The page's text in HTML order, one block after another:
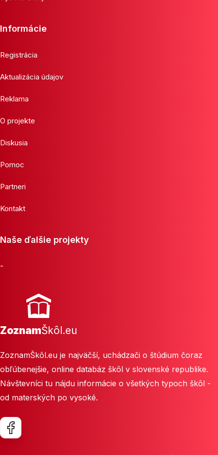
Informácie
Registrácia
Aktualizácia údajov
Reklama
O projekte
Diskusia
Pomoc
Partneri
Kontakt
Naše ďalšie projekty
-
ZoznamŠkôl.eu
ZoznamŠkôl.eu je najväčší, uchádzači o štúdium čoraz
obľúbenejšie, online databáz škôl v slovenské republike.
Návštevníci tu nájdu informácie o všetkých typoch škôl -
od materských po vysoké.